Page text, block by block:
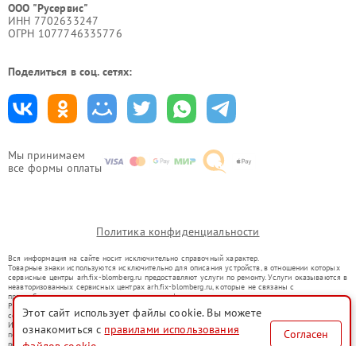
Мы принимаем
все формы оплаты
ООО "Русервис"
ИНН 7702633247
ОГРН 1077746335776
Поделиться в соц. сетях:
Политика конфиденциальности
Вся информация на сайте носит исключительно справочный характер.
Товарные знаки используются исключительно для описания устройств, в отношении которых
сервисные центры arh.fix-blomberg.ru предоставляют услуги по ремонту. Услуги оказываются в
неавторизованных сервисных центрах arh.fix-blomberg.ru, которые не связаны с
правообладателями товарных знаков или их официальными представителями.
Ремонт осуществляется для устройств, уже введенных в гражданский оборот в соответствии
со статьей 1487 ГК РФ.
Использование товарных знаков не преследует цели индивидуализации услуг или введения
потребителей в заблуждение, а служит для информирования о предоставляемых услугах по
Этот сайт использует файлы cookie. Вы можете
ознакомиться с правилами использования
Согласен